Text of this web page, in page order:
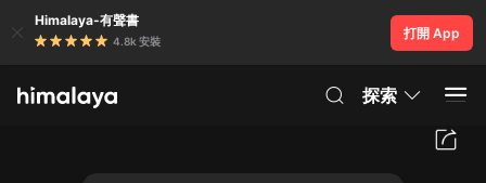
Himalaya-有聲書
4.8k 安裝
打開 App
探索